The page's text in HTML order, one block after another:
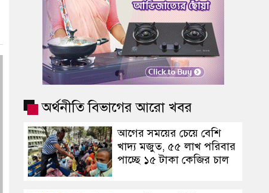
অর্থনীতি বিভাগের আরো খবর
আগের সময়ের চেয়ে বেশি
খাদ্য মজুত, ৫৫ লাখ পরিবার
পাচ্ছে ১৫ টাকা কেজির চাল